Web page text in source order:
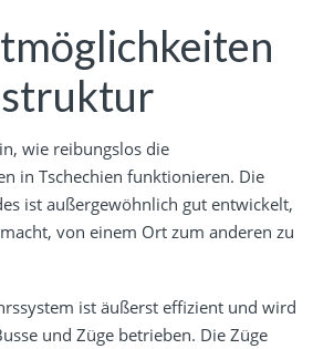
wie reibungslos die
in Tschechien funktionieren. Die
ist außergewöhnlich gut entwickelt,
von einem Ort zum anderen zu
ist äußerst effizient und wird
und Züge betrieben. Die Züge